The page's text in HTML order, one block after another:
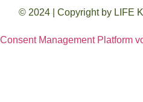
© 2024 | Copyright by LIFE
Consent Management Platform